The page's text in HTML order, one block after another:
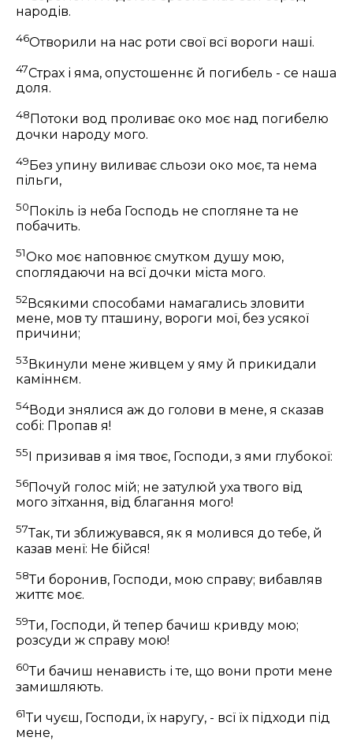
народів.
46Отворили на нас роти свої всї вороги наші.
47Страх і яма, опустошеннє й погибель - се наша
доля.
48 Потоки вод проливає око моє над погибелю
дочки народу мого.
49Без упину виливає сльози око моє, та нема
пільги,
50 Покіль із неба Господь не спогляне та не
побачить.
51Око моє наповнює смутком душу мою,
споглядаючи на всї дочки міста мого.
52Всякими способами намагались зловити
мене, мов ту пташину, вороги мої, без усякої
причини;
53 Вкинули мене живцем у яму й прикидали
каміннєм.
54Води знялися аж до голови в мене, я сказав
собі: Пропав я!
55І призивав я імя твоє, Господи, з ями глубокої:
56Почуй голос мій; не затулюй уха твого від
мого зітхання, від благання мого!
57Так, ти зближувався, як я молився до тебе, й
казав менї: Не бійся!
58Ти боронив, Господи, мою справу; вибавляв
життє моє.
59Ти, Господи, й тепер бачиш кривду мою;
розсуди ж справу мою!
60Ти бачиш ненависть і те, що вони проти мене
замишляють.
61Ти чуєш, Господи, їх наругу, - всї їх підходи під
мене,